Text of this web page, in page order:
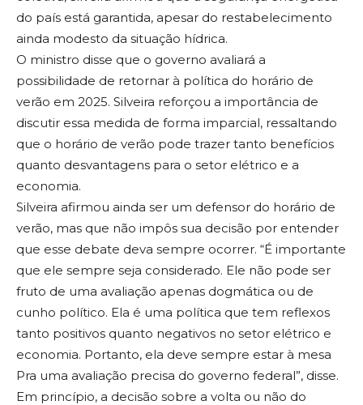
do país está garantida, apesar do restabelecimento
ainda modesto da situação hídrica.
O ministro disse que o governo avaliará a
possibilidade de retornar à política do horário de
verão em 2025. Silveira reforçou a importância de
discutir essa medida de forma imparcial, ressaltando
que o horário de verão pode trazer tanto benefícios
quanto desvantagens para o setor elétrico e a
economia.
Silveira afirmou ainda ser um defensor do horário de
verão, mas que não impôs sua decisão por entender
que esse debate deva sempre ocorrer. “É importante
que ele sempre seja considerado. Ele não pode ser
fruto de uma avaliação apenas dogmática ou de
cunho político. Ela é uma política que tem reflexos
tanto positivos quanto negativos no setor elétrico e
economia. Portanto, ela deve sempre estar à mesa
Pra uma avaliação precisa do governo federal”, disse.
Em princípio, a decisão sobre a volta ou não do